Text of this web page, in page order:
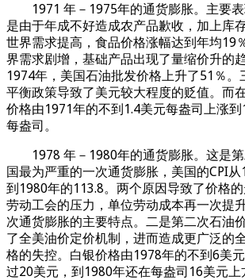
1971 年－1975年的通货膨胀。主要表
是由于年成不好造成农产品歉收，加上库
世界需求提高，食品价格涨幅达到年均19
界需求剧增，基础产品出现了量缩价升的
1974年，美国石油批发价格上升了51％。
平衡政策导致了美元较大程度的贬值。而
价格由1971年的不到1.4美元每盎司上涨
每盎司。
1978 年－1980年的通货膨胀。这是第
国最为严重的一次通货膨胀，美国的CPI
到1980年的113.8。两个原因导致了价格
劳动工会的压力，单位劳动成本再一次提
次通货膨胀的主要特点。二是第二次石油
了全美油价定价机制，进而造成更广泛的
格的失控。白银价格由1978年的不到6美
过20美元，到1980年还在每盎司16美元上